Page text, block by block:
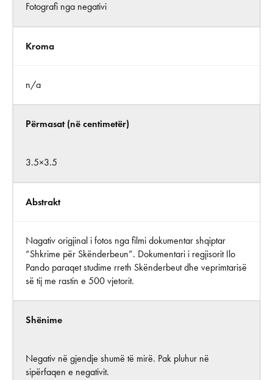
Fotografi nga negativi
Kroma
n/a
Përmasat (në centimetër)
3.5×3.5
Abstrakt
Nagativ origjinal i fotos nga filmi dokumentar shqiptar
“Shkrime për Skënderbeun”. Dokumentari i regjisorit Ilo
Pando paraqet studime rreth Skënderbeut dhe veprimtarisë
së tij me rastin e 500 vjetorit.
Shënime
Negativ në gjendje shumë të mirë. Pak pluhur në
sipërfaqen e negativit.